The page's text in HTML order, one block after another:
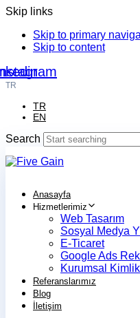
Skip links
Skip to primary
Skip to content
TR
TR
EN
Search
Anasayfa
Hizmetlerimiz
Web Tasarım
Sosyal Medya
E-Ticaret
Google Ads
Kurumsal Kimlik
Referanslarımız
Blog
İletişim